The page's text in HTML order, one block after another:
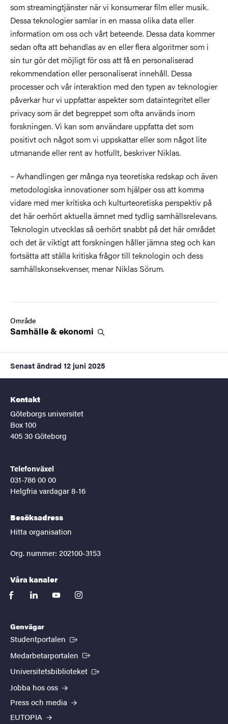
som streamingtjänster när vi konsumerar film eller musik.
Dessa teknologier samlar in en massa olika data eller
information om oss och vårt beteende. Dessa data kommer
sedan ofta att behandlas av en eller flera algoritmer som i
sin tur gör det möjligt för oss att få en personaliserad
rekommendation eller personaliserat innehåll. Dessa
processer och vår interaktion med den typen av teknologier
påverkar hur vi uppfattar aspekter som dataintegritet eller
privacy som är det begreppet som ofta används inom
forskningen. Vi kan som användare uppfatta det som
positivt och något som vi uppskattar eller som något lite
utmanande eller rent av hotfullt, beskriver Niklas.
– Avhandlingen ger många nya teoretiska redskap och även
metodologiska innovationer som hjälper oss att komma
vidare med mer kritiska och kulturteoretiska perspektiv på
det här oerhört aktuella ämnet med tydlig samhällsrelevans.
Teknologin utvecklas så oerhört snabbt på det här området
och det är viktigt att forskningen håller jämna steg och kan
fortsätta att ställa kritiska frågor till teknologin och dess
samhällskonsekvenser, menar Niklas Sörum.
Område
Samhälle &ekonomi
Senast ändrad 12 juni 2025
Kontakt
Göteborgs universitet
Box 100
405 30 Göteborg
Telefonväxel
031-786 00 00
Helgfria vardagar 8-16
Besöksadress
Hitta organisation
Org. nummer: 202100-3153
Våra kanaler
facebooklinkedinyoutubeinstagram
Genvägar
Studentportalen (Extern länk)
Medarbetarportalen (Extern länk)
Universitetsbiblioteket (Extern länk)
Jobba hos oss
Press och media
EUTOPIA